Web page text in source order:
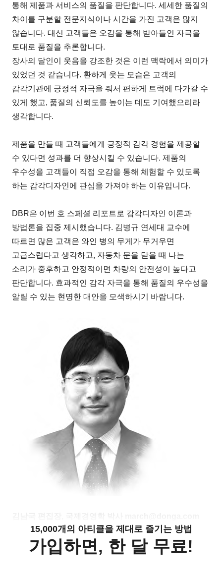
통해 제품과 서비스의 품질을 판단합니다. 세세한 품질의
차이를 구분할 전문지식이나 시간을 가진 고객은 많지
않습니다. 대신 고객들은 오감을 통해 받아들인 자극을
토대로 품질을 추론합니다.
장사의 달인이 웃음을 강조한 것은 이런 맥락에서 의미가
있었던 것 같습니다. 환하게 웃는 모습은 고객의
감각기관에 긍정적 자극을 줘서 편하게 트럭에 다가갈 수
있게 했고, 품질의 신뢰도를 높이는 데도 기여했으리라
생각합니다.
제품을 만들 때 고객들에게 긍정적 감각 경험을 제공할
수 있다면 성과를 더 향상시킬 수 있습니다. 제품의
우수성을 고객들이 직접 오감을 통해 체험할 수 있도록
하는 감각디자인에 관심을 가져야 하는 이유입니다.
DBR은 이번 호 스페셜 리포트로 감각디자인 이론과
방법론을 집중 제시했습니다. 김병규 연세대 교수에
따르면 많은 고객은 와인 병의 무게가 무거우면
고급스럽다고 생각하고, 자동차 문을 닫을 때 나는
소리가 중후하고 안정적이면 차량의 안전성이 높다고
판단합니다. 효과적인 감각 자극을 통해 품질의 우수성을
알릴 수 있는 현명한 대안을 모색하시기 바랍니다.
15,000개의 아티클을 제대로 즐기는 방법
가입하면, 한 달 무료!